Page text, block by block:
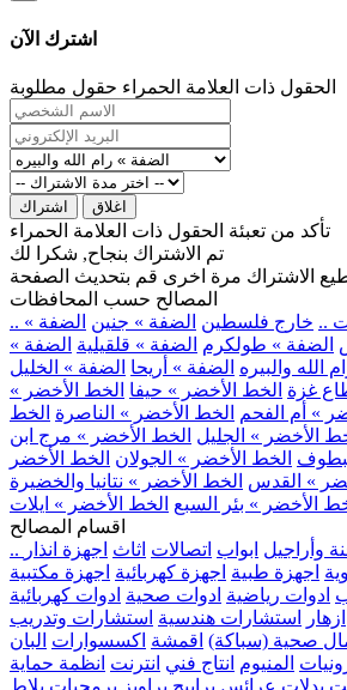
اشترك الآن
الحقول ذات العلامة الحمراء حقول مطلوبة
اشتراك اغلاق
تأكد من تعبئة الحقول ذات العلامة الحمراء
تم الاشتراك بنجاح, شكرا لك
الاشتراك مرة اخرى قم بتحديث الصفحة
المصالح حسب المحافظات
.. خارج فلسطين الضفة » جنين الضفة »
الضفة » طولكرم الضفة » قلقيلية الضفة »
الله والبيره الضفة » أريحا الضفة » الخليل
غزة الخط الأخضر » حيفا الخط الأخضر »
» أم الفحم الخط الأخضر » الناصرة الخط
الأخضر » الجليل الخط الأخضر » مرج ابن
الخط الأخضر » الجولان الخط الأخضر
» القدس الخط الأخضر » نتانيا والخضيرة
الأخضر » بئر السبع الخط الأخضر » ايلات
اقسام المصالح
وأراجيل ابواب اتصالات اثاث اجهزة انذار
اجهزة طبية اجهزة كهربائية اجهزة مكتبية
ادوات رياضية ادوات صحية ادوات كهربائية
ازهار استشارات هندسية استشارات وتدريب
صحية (سباكة) اقمشة اكسسوارات البان
المنيوم انتاج فني انترنت انظمة حماية
بدلات عرائس برابيج براويز برمجيات بلاط